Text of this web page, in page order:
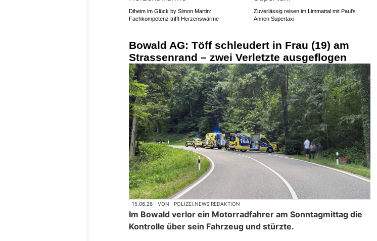
Diheim im Glück by Simon Martin:
Fachkompetenz trifft Herzenswärme
Zuverlässig reisen im Limmattal mit Paul's
Annen Supertaxi
Bowald AG: Töff schleudert in Frau (19) am
Strassenrand – zwei Verletzte ausgeflogen
15.06.26 VON POLIZEI.NEWS REDAKTION
Im Bowald verlor ein Motorradfahrer am Sonntagmittag die
Kontrolle über sein Fahrzeug und stürzte.